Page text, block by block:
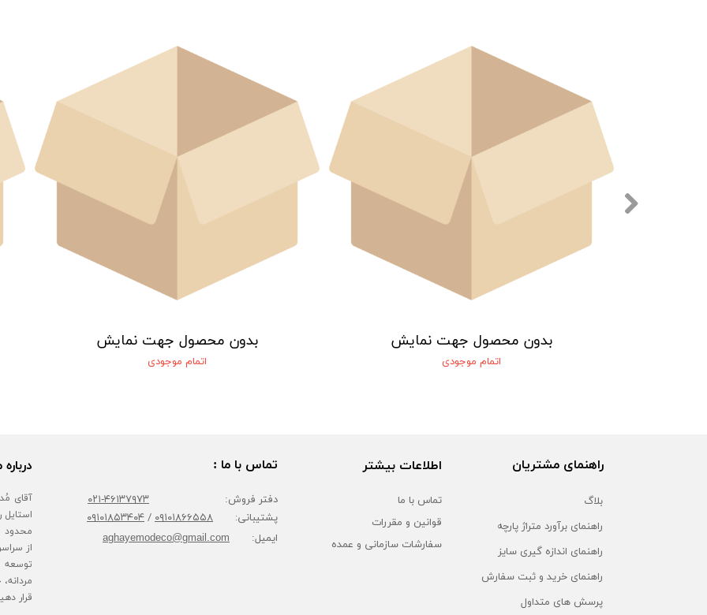
بدون محصول جهت نمایش
اتمام موجودی
بدون محصول جهت نمایش
اتمام موجودی
درباره
محدود
از
قرار
راهنمای مشتریان
بلاگ
راهنمای برآورد متراژ پارچه
راهنمای اندازه گیری سایز
راهنمای خرید و ثبت سفارش
پرسش های متداول
اطلاعات بیشتر
تماس با ما
قوانین و مقررات
سفارشات سازمانی و عمده
تماس با ما :
دفتر فروش: ۴۶۱۳۷۹۷۳-۰۲۱
پشتیبانی: ۰۹۱۰۱۸۶۶۵۵۸/۰۹۱۰۱۸۵۳۴۰۴
ایمیل: aghayemodeco@gmail.com